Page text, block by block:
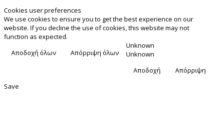
Cookies user preferences
We use cookies to ensure you to get the best experience on our
website. If you decline the use of cookies, this website may not
function as expected.
Αποδοχή όλων
Απόρριψη όλων
Unknown
Unknown
Αποδοχή
Απόρριψη
Save